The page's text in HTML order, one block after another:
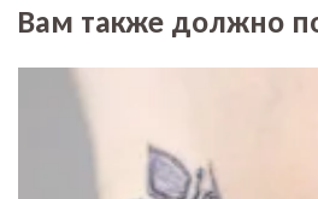
Вам также должно